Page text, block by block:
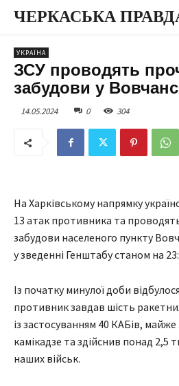
ЧЕРКАСЬКА
УКРАЇНА
ЗСУ проводять
забудови у
14.05.2024 0 304
На Харківському напрямку
13 атак противника та
забудови населеного пункту
у зведенні Генштабу станом на
Із початку минулої доби
противник завдав шість
із застосуванням 40 КАБів,
камікадзе та здійснив понад 2,5
наших військ.